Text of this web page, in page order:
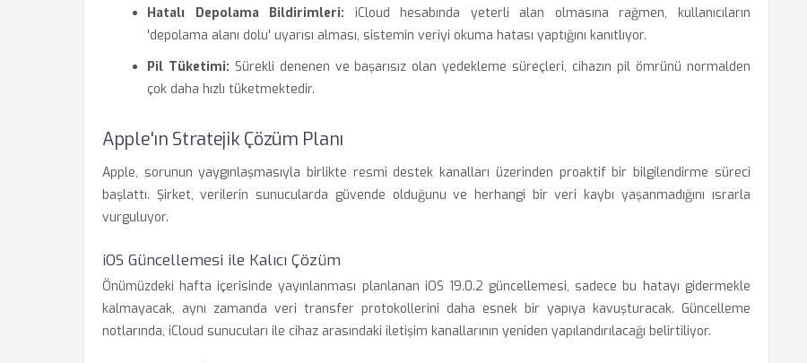
Hatalı Depolama Bildirimleri: iCloud hesabında yeterli alan olmasına rağmen, kullanıcıların
'depolama alanı dolu' uyarısı alması, sistemin veriyi okuma hatası yaptığını kanıtlıyor.
Pil Tüketimi: Sürekli denenen ve başarısız olan yedekleme süreçleri, cihazın pil ömrünü normalden
çok daha hızlı tüketmektedir.
Apple'ın Stratejik Çözüm Planı
Apple, sorunun yaygınlaşmasıyla birlikte resmi destek kanalları üzerinden proaktif bir bilgilendirme süreci
başlattı. Şirket, verilerin sunucularda güvende olduğunu ve herhangi bir veri kaybı yaşanmadığını ısrarla
vurguluyor.
iOS Güncellemesi ile Kalıcı Çözüm
Önümüzdeki hafta içerisinde yayınlanması planlanan iOS 19.0.2 güncellemesi, sadece bu hatayı gidermekle
kalmayacak, aynı zamanda veri transfer protokollerini daha esnek bir yapıya kavuşturacak. Güncelleme
notlarında, iCloud sunucuları ile cihaz arasındaki iletişim kanallarının yeniden yapılandırılacağı belirtiliyor.